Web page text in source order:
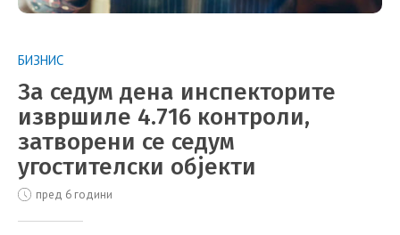
БИЗНИС
За седум дена инспекторите
извршиле 4.716 контроли,
затворени се седум
угостителски објекти
пред 6 години